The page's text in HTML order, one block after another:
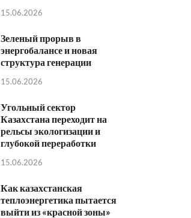
15.06.2026
Зеленый прорыв в
энергобалансе и новая
структура генерации
15.06.2026
Угольный сектор
Казахстана переходит на
рельсы экологизации и
глубокой переработки
15.06.2026
Как казахстанская
теплоэнергетика пытается
выйти из «красной зоны»